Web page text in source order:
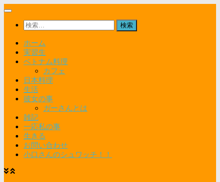
コ
検
索:
ホーム
実習生
ベトナム料理
カフェ
日本料理
生活
彼女の事
ガーさんとは
雑記
一応私の事
生きる
お問い合わせ
小口さんのシュワッチ！！